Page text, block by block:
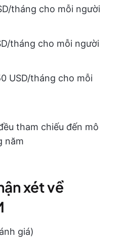
tháng cho mỗi người
tháng cho mỗi người
USD/tháng cho mỗi
tham chiếu đến mô
năm
xét về
giá)